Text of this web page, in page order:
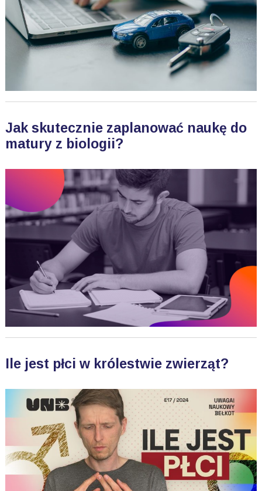
Jak skutecznie zaplanować naukę do
matury z biologii?
Ile jest płci w królestwie zwierząt?